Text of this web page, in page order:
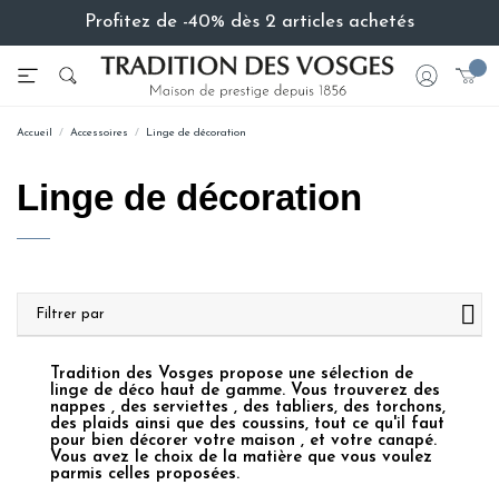
Profitez de -40% dès 2 articles achetés
Accueil Accessoires Linge de décoration
Linge de décoration
Filtrer par
Tradition des Vosges propose une sélection de
linge de déco haut de gamme. Vous trouverez des
nappes , des serviettes , des tabliers, des torchons,
des plaids ainsi que des coussins, tout ce qu'il faut
pour bien décorer votre maison , et votre canapé.
Vous avez le choix de la matière que vous voulez
parmis celles proposées.